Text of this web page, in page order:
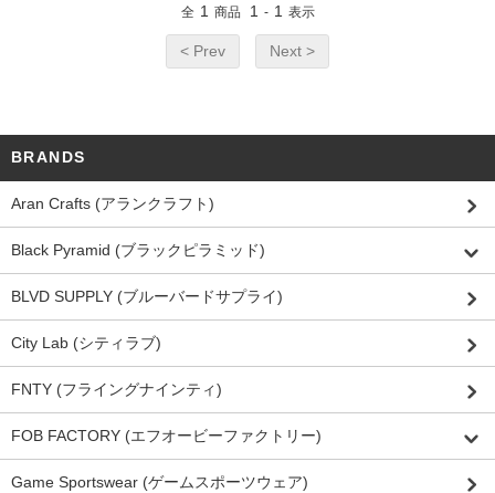
全 1 商品 1 - 1 表示
< Prev Next >
BRANDS
Aran Crafts (アランクラフト)
Black Pyramid (ブラックピラミッド)
BLVD SUPPLY (ブルーバードサプライ)
City Lab (シティラブ)
FNTY (フライングナインティ)
FOB FACTORY (エフオービーファクトリー)
Game Sportswear (ゲームスポーツウェア)